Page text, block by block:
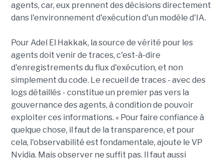
agents, car, eux prennent des décisions directement
dans l'environnement d'exécution d'un modèle d'IA.
Pour Adel El Hakkak, la source de vérité pour les
agents doit venir de traces, c'est-à-dire
d'enregistrements du flux d'exécution, et non
simplement du code. Le recueil de traces - avec des
logs détaillés - constitue un premier pas vers la
gouvernance des agents, à condition de pouvoir
exploiter ces informations. « Pour faire confiance à
quelque chose, il faut de la transparence, et pour
cela, l'observabilité est fondamentale, ajoute le VP
Nvidia. Mais observer ne suffit pas. Il faut aussi